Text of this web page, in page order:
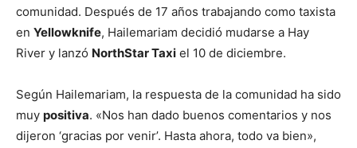
comunidad. Después de 17 años trabajando como taxista
en Yellowknife, Hailemariam decidió mudarse a Hay
River y lanzó NorthStar Taxi el 10 de diciembre.
Según Hailemariam, la respuesta de la comunidad ha sido
muy positiva. «Nos han dado buenos comentarios y nos
dijeron ‘gracias por venir’. Hasta ahora, todo va bien»,